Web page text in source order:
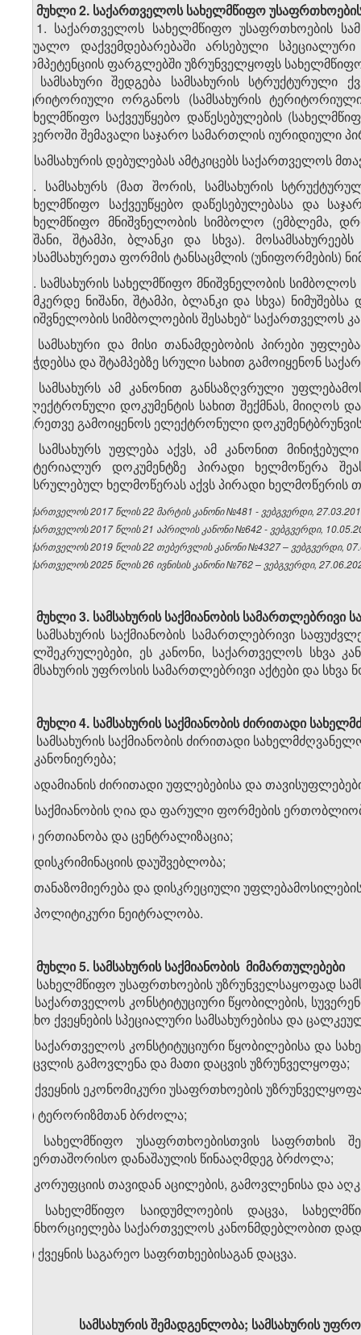
მუხლი 2. საქართველოს სახელმწიფო
1. საქართველოს სახელმწიფო უსაფრთხოების
უშუალო დაქვემდებარებაში არსებული
კომპეტენციის ფარგლებში უზრუნველყოფს
2. სამსახური შედგება სამსახურის სტრუქტურული
ტერიტორიული ორგანოს (სამსახურის
სახელმწიფო საქვეუწყებო დაწესებულების
სფეროში შემავალი საჯარო სამართლის იურიდიული
3. სამსახურის დებულებას ამტკიცებს საქართველოს
. სამსახურს (მათ შორის, სამსახურის
სახელმწიფო საქვეუწყებო დაწესებულებასა და
სახელმწიფო მნიშვნელობის სიმბოლო (ემბლემა,
ნიშანი, შტამპი, ბლანკი და სხვა).
მოსამსახურეთა ფორმის ტანსაცმლის (უნიფორმების)
. სამსახურის სახელმწიფო მნიშვნელობის
სამკერდე ნიშანი, შტამპი, ბლანკი და სხვა)
მნიშვნელობის სიმბოლოების შესახებ“ საქართველოს
4. სამსახური და მისი თანამდებობის პირები
ბეჭდებსა და შტამპებზე სრული სახით გამოიყენონ
5. სამსახურს ამ კანონით განსაზღვრული
ელექტრონული დოკუმენტის სახით შექმნას, მიიღოს
აგრეთვე გამოიყენოს ელექტრონული
6. სამსახურს უფლება აქვს, ამ კანონით
მატერიალურ დოკუმენტზე პირადი ხელმოწერა
შესრულებულ ხელმოწერას აქვს პირადი ხელმოწერის
საქართველოს 2017 წლის 22 მარტის კანონი №481 - ვებგვერდი,
საქართველოს 2017 წლის 21 აპრილის კანონი №642 - ვებგვერდი,
საქართველოს 2019 წლის 22 თებერვლის კანონი №4327 – ვებგვერდი,
საქართველოს 2025 წლის 26 ივნისის კანონი №762 – ვებგვერდი,
მუხლი 3. სამსახურის საქმიანობის სამართლებრივი
სამსახურის საქმიანობის სამართლებრივი
ხელშეკრულებები, ეს კანონი, საქართველოს სხვა
სამსახურის უფროსის სამართლებრივი აქტები და სხვა
მუხლი 4. სამსახურის საქმიანობის ძირითადი
სამსახურის საქმიანობის ძირითადი
ა) კანონიერება;
ბ) ადამიანის ძირითადი უფლებებისა და
გ) საქმიანობის ღია და ფარული ფორმების
დ) ერთიანობა და ცენტრალიზაცია;
ე) დისკრიმინაციის დაუშვებლობა;
ვ) თანაზომიერება და დისკრეციული
ზ) პოლიტიკური ნეიტრალობა.
მუხლი 5. სამსახურის საქმიანობის მიმართულებები
სახელმწიფო უსაფრთხოების უზრუნველსაყოფად
ა) საქართველოს კონსტიტუციური წყობილების,
უცხო ქვეყნების სპეციალური სამსახურებისა და
ბ) საქართველოს კონსტიტუციური წყობილებისა და
შეცვლის გამოვლენა და მათი დაცვის უზრუნველყოფა;
გ) ქვეყნის ეკონომიკური უსაფრთხოების
დ) ტერორიზმთან ბრძოლა;
ე) სახელმწიფო უსაფრთხოებისთვის საფრთხის
საერთაშორისო დანაშაულის წინააღმდეგ ბრძოლა;
ვ) კორუფციის თავიდან აცილების, გამოვლენისა და
ზ) სახელმწიფო საიდუმლოების დაცვა,
განხორციელება საქართველოს კანონმდებლობით
თ) ქვეყნის საგარეო საფრთხეებისაგან დაცვა.
სამსახურის შემადგენლობა; სამსახურის